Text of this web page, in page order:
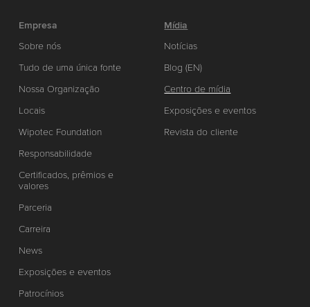
Empresa
Sobre nós
Tudo de uma única fonte
Nossa Organização
Locais
Wipotec Foundation
Responsabilidade
Certificados, prêmios e
valores
Parceria
Carreira
News
Exposições e eventos
Patrocínios
Mídia
Notícias
Blog (EN)
Centro de mídia
Exposições e eventos
Revista do cliente